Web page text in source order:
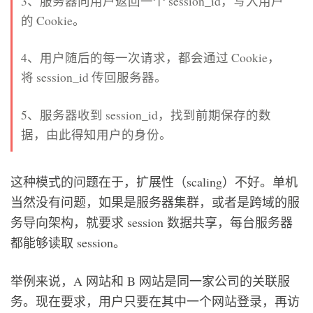
的 Cookie。
4、用户随后的每一次请求，都会通过 Cookie，
将 session_id 传回服务器。
5、服务器收到 session_id，找到前期保存的数
据，由此得知用户的身份。
这种模式的问题在于，扩展性（scaling）不好。单机
当然没有问题，如果是服务器集群，或者是跨域的服
务导向架构，就要求 session 数据共享，每台服务器
都能够读取 session。
举例来说，A 网站和 B 网站是同一家公司的关联服
务。现在要求，用户只要在其中一个网站登录，再访